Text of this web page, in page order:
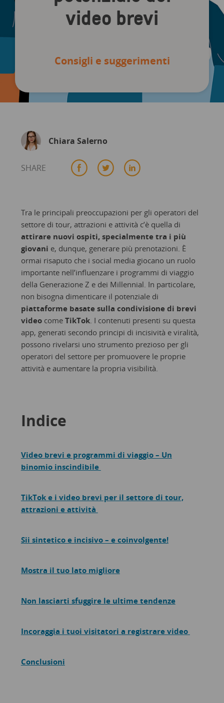
video brevi
Consigli e suggerimenti
Chiara Salerno
SHARE
Tra le principali preoccupazioni per gli operatori del
settore di tour, attrazioni e attività c’è quella di
attirare nuovi ospiti, specialmente tra i più
giovani e, dunque, generare più prenotazioni. È
ormai risaputo che i social media giocano un ruolo
importante nell’influenzare i programmi di viaggio
della Generazione Z e dei Millennial. In particolare,
non bisogna dimenticare il potenziale di
piattaforme basate sulla condivisione di brevi
videocome TikTok. I contenuti presenti su questa
app, generati secondo principi di incisività e viralità,
possono rivelarsi uno strumento prezioso per gli
operatori del settore per promuovere le proprie
attività e aumentare la propria visibilità.
Indice
Video brevi e programmi di viaggio – Un
binomio inscindibile
TikTok e i video brevi per il settore di tour,
attrazioni e attività
Sii sintetico e incisivo – e coinvolgente!
Mostra il tuo lato migliore
Non lasciarti sfuggire le ultime tendenze
Incoraggia i tuoi visitatori a registrare video
Conclusioni